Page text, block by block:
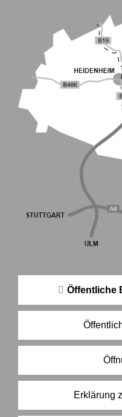
Öffentliche
Erklärung